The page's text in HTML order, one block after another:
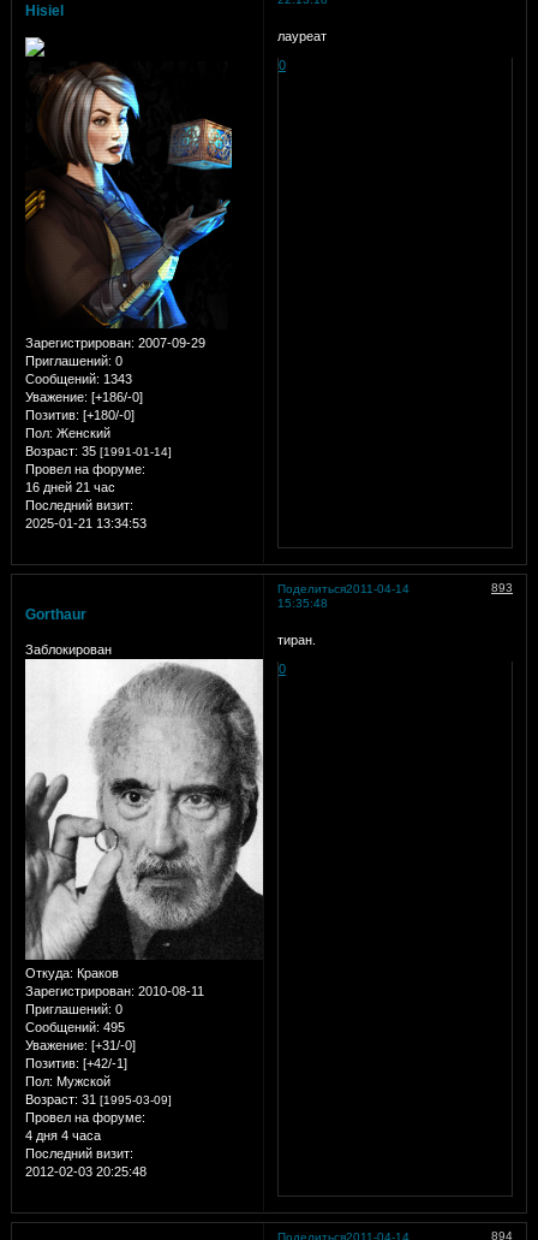
Hisiel
Зарегистрирован: 2007-09-29
Приглашений: 0
Сообщений: 1343
Уважение: [+186/-0]
Позитив: [+180/-0]
Пол: Женский
Возраст: 35 [1991-01-14]
Провел на форуме:
16 дней 21 час
Последний визит:
2025-01-21 13:34:53
лауреат
0
Поделиться 893
2011-04-14
15:35:48
Gorthaur
Заблокирован
Откуда: Краков
Зарегистрирован: 2010-08-11
Приглашений: 0
Сообщений: 495
Уважение: [+31/-0]
Позитив: [+42/-1]
Пол: Мужской
Возраст: 31 [1995-03-09]
Провел на форуме:
4 дня 4 часа
Последний визит:
2012-02-03 20:25:48
тиран.
0
Поделиться 894
2011-04-14